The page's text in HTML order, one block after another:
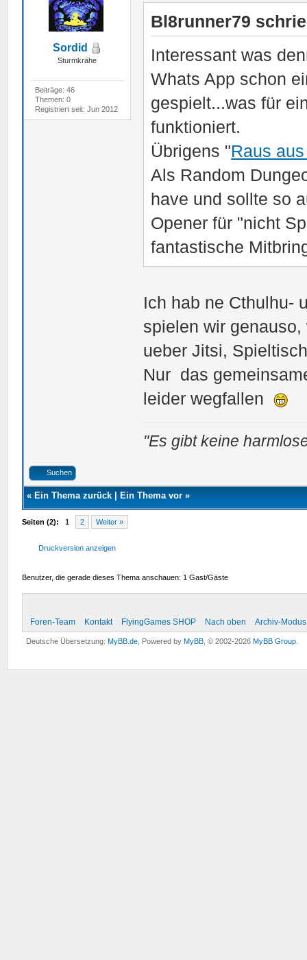
Sordid
Sturmkrähe
Beiträge: 46
Themen: 0
Registriert seit: Jun 2012
Bl8runner79
Interessant was
Whats App schon
gespielt...was für
funktioniert.
Übrigens "Raus
Als Random
have und sollte so
Opener für "nicht
fantastische
Ich hab ne Cthulhu-
spielen wir
ueber Jitsi,
Nur das
leider wegfallen
"Es gibt keine
Suchen
« Ein Thema zurück| Ein Thema vor »
Seiten (2): 1 2 Weiter »
Druckversion anzeigen
Benutzer, die gerade dieses Thema anschauen: 1 Gast/Gäste
Foren-Team Kontakt FlyingGames SHOP Nach oben Archiv-Modus
Deutsche Übersetzung:MyBB.de , Powered byMyBB , © 2002-2026MyBB Group